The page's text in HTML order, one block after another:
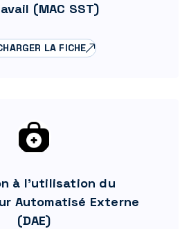
(MAC SST)
LA FICHE
à l’utilisation du
Automatisé Externe
(DAE)